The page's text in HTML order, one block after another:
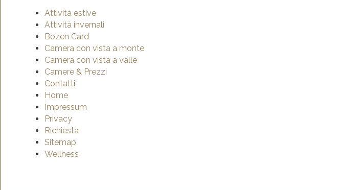
Attività estive
Attività invernali
Bozen Card
Camera con vista a monte
Camera con vista a valle
Camere & Prezzi
Contatti
Home
Impressum
Privacy
Richiesta
Sitemap
Wellness